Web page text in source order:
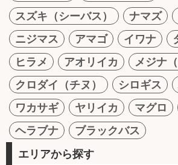
スズキ（シーバス）
ナマズ
ニジマス
アマゴ イワナ
ヒラメ
アオリイカ
メジナ
クロダイ（チヌ）
シロギス
ワカサギ
ヤリイカ マグロ
ヘラブナ
ブラックバス
エリアから探す